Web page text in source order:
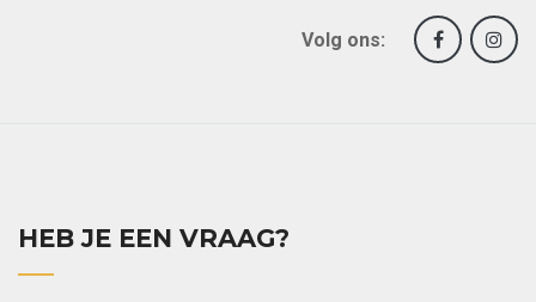
Volg ons:
HEB JE EEN VRAAG?